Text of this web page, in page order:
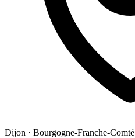
Dijon · Bourgogne-Franche-Comté